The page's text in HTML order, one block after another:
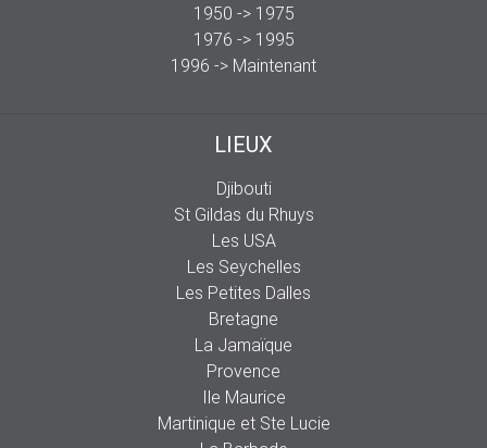
1950 -> 1975
1976 -> 1995
1996 -> Maintenant
LIEUX
Djibouti
St Gildas du Rhuys
Les USA
Les Seychelles
Les Petites Dalles
Bretagne
La Jamaïque
Provence
Ile Maurice
Martinique et Ste Lucie